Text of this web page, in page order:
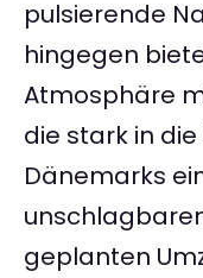
pulsierende
hingegen
Atmosphäre
die stark in
Dänemarks
geplanten